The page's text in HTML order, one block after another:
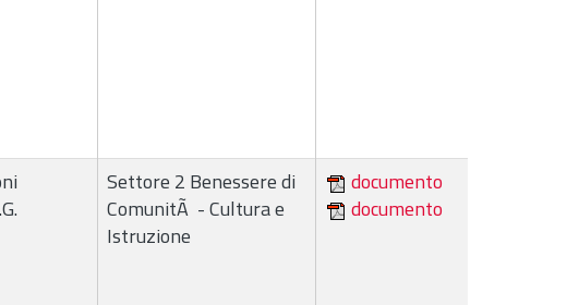
Settore 2 Benessere di
ComunitÃ - Cultura e
Istruzione
documento
documento